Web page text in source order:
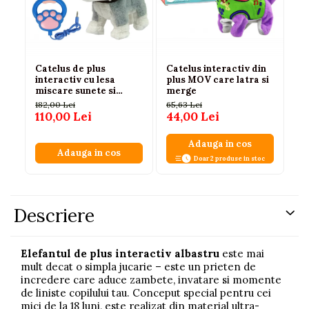
Catelus de plus
interactiv cu lesa
miscare sunete si
melodii, 3 ani+
182,00 Lei
110,00 Lei
Adauga in cos
Catelus interactiv din
plus MOV care latra si
merge
65,63 Lei
44,00 Lei
Adauga in cos
Doar 2 produse in stoc
Descriere
Elefantul de plus interactiv albastru este mai
mult decat o simpla jucarie – este un prieten de
incredere care aduce zambete, invatare si momente
de liniste copilului tau. Conceput special pentru cei
mici de la 18 luni, este realizat din material ultra-